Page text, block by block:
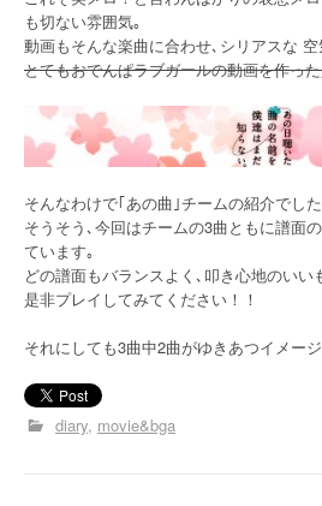
も切ない雰囲気｡
動画もそんな楽曲に合わせ､シリアスな
とてもおでんぱラブガールの動画を作っ
そんなわけで｢あの曲｣チームの紹介でした
そうそう､今回はチームの3曲ともに譜面
ています｡
どの譜面もバランスよく､叩き心地のいい
是非プレイしてみてください！！
それにしても3曲中2曲がゆきあつイメー
diary movie&bga